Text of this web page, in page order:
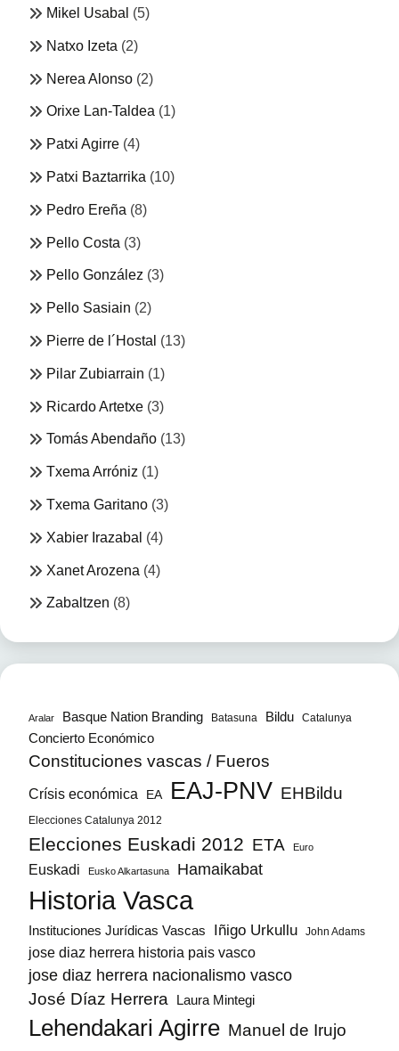
Mikel Usabal (5)
Natxo Izeta (2)
Nerea Alonso (2)
Orixe Lan-Taldea (1)
Patxi Agirre (4)
Patxi Baztarrika (10)
Pedro Ereña (8)
Pello Costa (3)
Pello González (3)
Pello Sasiain (2)
Pierre de l´Hostal (13)
Pilar Zubiarrain (1)
Ricardo Artetxe (3)
Tomás Abendaño (13)
Txema Arróniz (1)
Txema Garitano (3)
Xabier Irazabal (4)
Xanet Arozena (4)
Zabaltzen (8)
Aralar Basque Nation Branding Batasuna Bildu Catalunya
Concierto Económico
Constituciones vascas / Fueros
Crísis económica EA EAJ-PNV EHBildu
Elecciones Catalunya 2012
Elecciones Euskadi 2012 ETA Euro
Euskadi Eusko Alkartasuna Hamaikabat
Historia Vasca
Instituciones Jurídicas Vascas Iñigo Urkullu John Adams
jose diaz herrera historia pais vasco
jose diaz herrera nacionalismo vasco
José Díaz Herrera Laura Mintegi
Lehendakari Agirre Manuel de Irujo